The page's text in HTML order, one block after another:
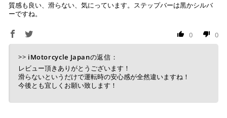
質感も良い、滑らない、気にっています。ステップバーは黒かシルバ
ーですね。
0 0
>> iMotorcycle Japanの返信：
レビュー頂きありがとうございます！
滑らないというだけで運転時の安心感が全然違いますね！
今後とも宜しくお願い致します！